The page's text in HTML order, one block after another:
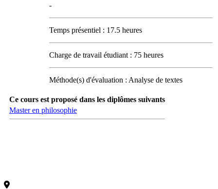
-
Temps présentiel : 17.5 heures
Charge de travail étudiant : 75 heures
Méthode(s) d'évaluation : Analyse de textes
Ce cours est proposé dans les diplômes suivants
Master en philosophie